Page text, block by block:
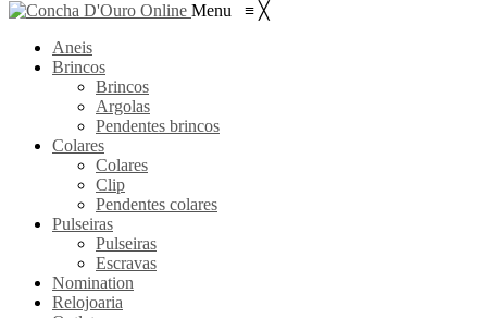
Menu ≡ ╳
Aneis
Brincos
Brincos
Argolas
Pendentes brincos
Colares
Colares
Clip
Pendentes colares
Pulseiras
Pulseiras
Escravas
Nomination
Relojoaria